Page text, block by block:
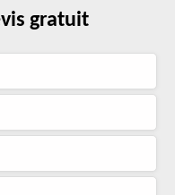
gratuit